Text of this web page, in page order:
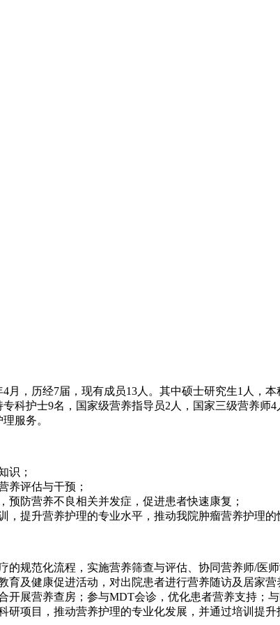
月，历经7届，现有成员13人。其中硕士研究生1人，
科护士9名，国家级营养指导员2人，国家三级营养
服务。
识；
养评估与干预；
预防营养不良相关并发症，促进患者快速康复；
，提升营养护理的专业水平，推动我院肿瘤营养护理的
的规范化流程，实施营养筛查与评估、协同营养师/医
育及健康促进活动，对出院患者进行营养随访及居家营
开展营养查房；参与MDT会诊，优化患者营养支持；
研项目，推动营养护理的专业化发展，并通过培训提升